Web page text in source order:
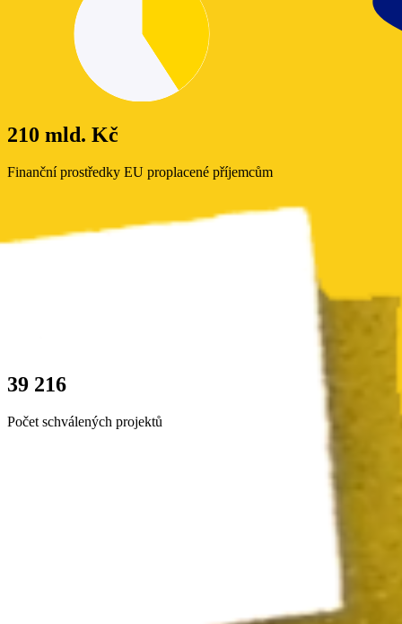
210 mld. Kč
Finanční prostředky EU proplacené příjemcům
39 216
Počet schválených projektů